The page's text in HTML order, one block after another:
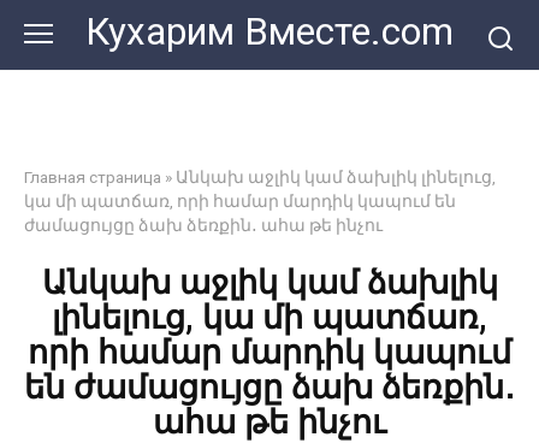
контенту
Кухарим Вместе.com
Главная страница » Անկախ աջլիկ կամ ձախլիկ լինելուց,
կա մի պատճառ, որի համար մարդիկ կապում են
ժամացույցը ձախ ձեռքին․ ահա թե ինչու
Անկախ աջլիկ կամ ձախլիկ
լինելուց, կա մի պատճառ,
որի համար մարդիկ կապում
են ժամացույցը ձախ ձեռքին․
ահա թե ինչու